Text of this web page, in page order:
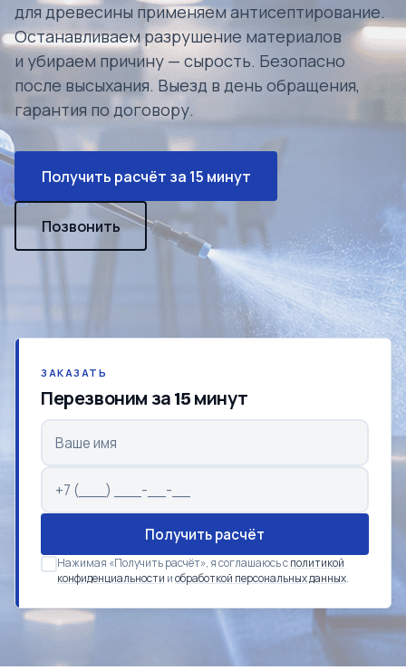
для древесины применяем антисептирование.
Останавливаем разрушение материалов
и убираем причину — сырость. Безопасно
после высыхания. Выезд в день обращения,
гарантия по договору.
Получить расчёт за 15 минут
Позвонить
ЗАКАЗАТЬ
Перезвоним за 15 минут
Получить расчёт
Нажимая «Получить расчёт», я соглашаюсь сполитикой
конфиденциальности иобработкой персональных данных.